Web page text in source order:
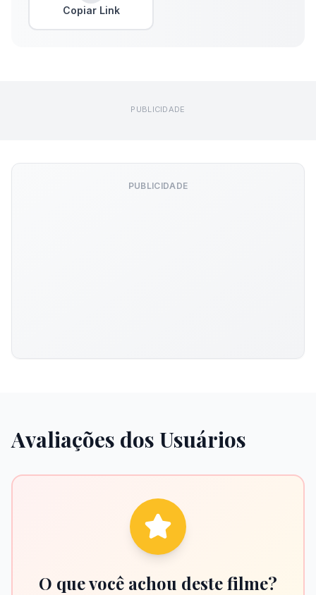
Copiar Link
PUBLICIDADE
PUBLICIDADE
Avaliações dos Usuários
O que você achou deste filme?